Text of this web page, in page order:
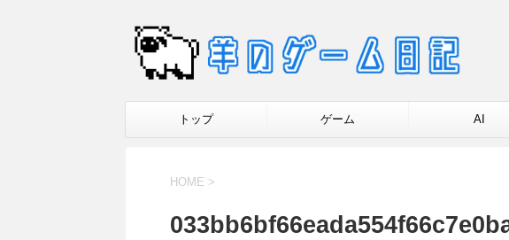
トップ ゲーム AI
HOME >